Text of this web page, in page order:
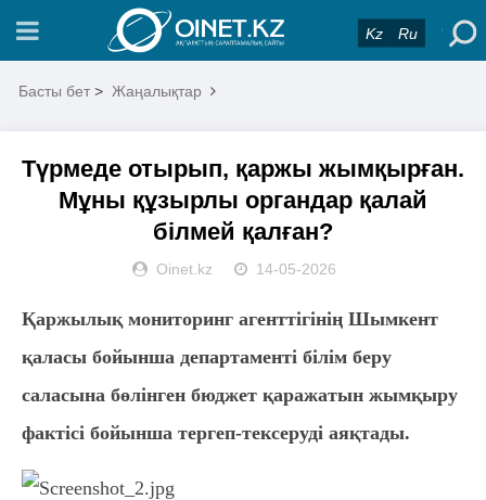
Kz Ru
Басты бет > Жаңалықтар
Түрмеде отырып, қаржы жымқырған.
Мұны құзырлы органдар қалай
білмей қалған?
Oinet.kz 14-05-2026
Қаржылық мониторинг агенттігінің Шымкент
қаласы бойынша департаменті білім беру
саласына бөлінген бюджет қаражатын жымқыру
фактісі бойынша тергеп-тексеруді аяқтады.